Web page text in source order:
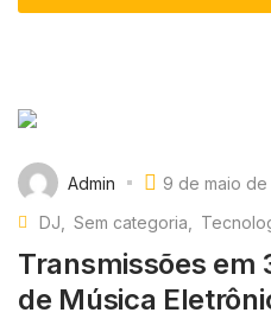
Admin
9 de maio de
DJ
Sem categoria
Transmissões em
de Música